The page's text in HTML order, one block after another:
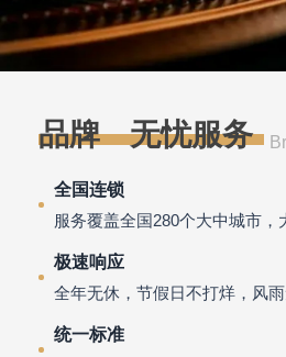
品牌·无忧服务
全国连锁
服务覆盖全国280个大中城市，
极速响应
全年无休，节假日不打烊，风雨
统一标准